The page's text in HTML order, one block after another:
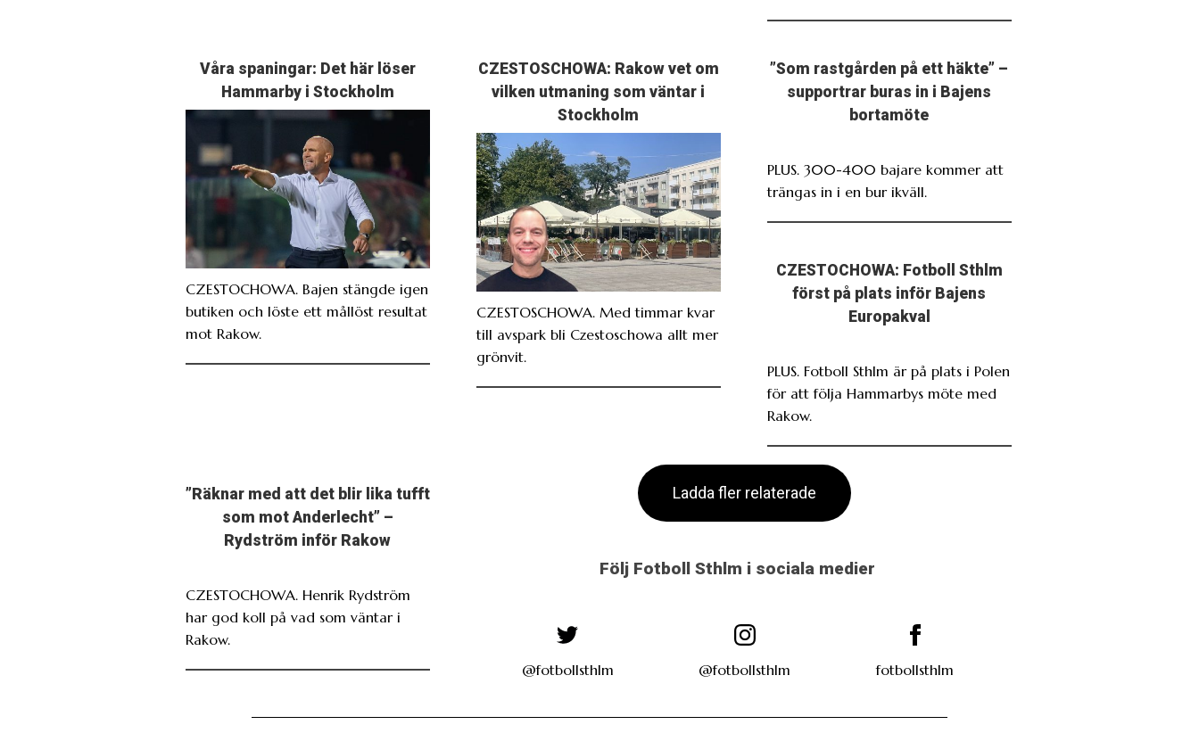
Våra spaningar: Det här löser
Hammarby i Stockholm
CZESTOCHOWA. Bajen stängde igen
butiken och löste ett mållöst resultat
mot Rakow.
CZESTOSCHOWA: Rakow vet om
vilken utmaning som väntar i
Stockholm
CZESTOSCHOWA. Med timmar kvar
till avspark bli Czestoschowa allt mer
grönvit.
”Som rastgården på ett häkte” –
supportrar buras in i Bajens
bortamöte
PLUS. 300-400 bajare kommer att
trängas in i en bur ikväll.
CZESTOCHOWA: Fotboll Sthlm
först på plats inför Bajens
Europakval
PLUS. Fotboll Sthlm är på plats i Polen
för att följa Hammarbys möte med
Rakow.
”Räknar med att det blir lika tufft
som mot Anderlecht” –
Rydström inför Rakow
CZESTOCHOWA. Henrik Rydström
har god koll på vad som väntar i
Rakow.
Ladda fler relaterade
Följ Fotboll Sthlm i sociala medier
@fotbollsthlm @fotbollsthlm fotbollsthlm